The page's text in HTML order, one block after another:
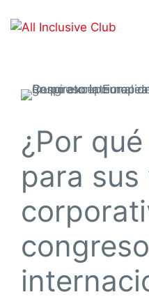
¿Por
para sus